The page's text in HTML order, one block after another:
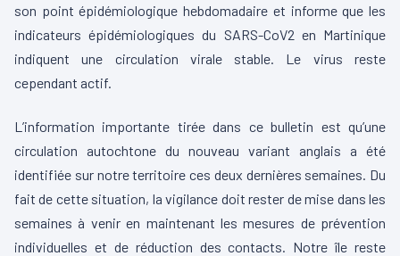
son point épidémiologique hebdomadaire et informe que les
indicateurs épidémiologiques du SARS-CoV2 en Martinique
indiquent une circulation virale stable. Le virus reste
cependant actif.
L’information importante tirée dans ce bulletin est qu’une
circulation autochtone du nouveau variant anglais a été
identifiée sur notre territoire ces deux dernières semaines. Du
fait de cette situation, la vigilance doit rester de mise dans les
semaines à venir en maintenant les mesures de prévention
individuelles et de réduction des contacts. Notre île reste